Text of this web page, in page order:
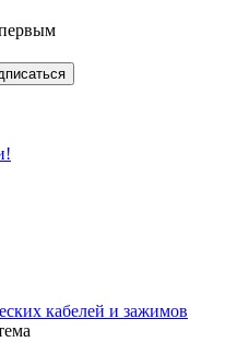
кабелей и зажимов